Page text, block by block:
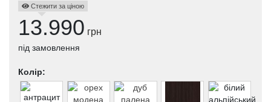
Стежити за ціною
13.990 грн
під замовлення
Колір: